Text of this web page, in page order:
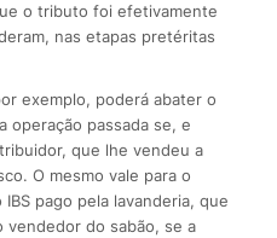
o tributo foi efetivamente
nas etapas pretéritas
exemplo, poderá abater o
passada se, e
que lhe vendeu a
O mesmo vale para o
pago pela lavanderia, que
vendedor do sabão, se a